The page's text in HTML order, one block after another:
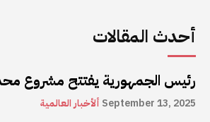
أحدث المقالات
رئيس الجمهورية يفتتح مشروع
ألأخبار العالمية September 13, 2025